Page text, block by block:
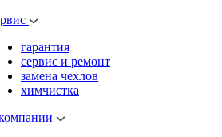
гарантия
сервис и ремонт
замена чехлов
химчистка